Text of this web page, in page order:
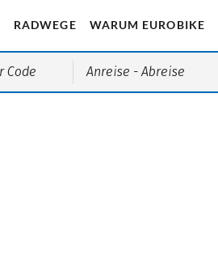
RADWEGE WARUM EUROBIKE
Anreise - Abreise